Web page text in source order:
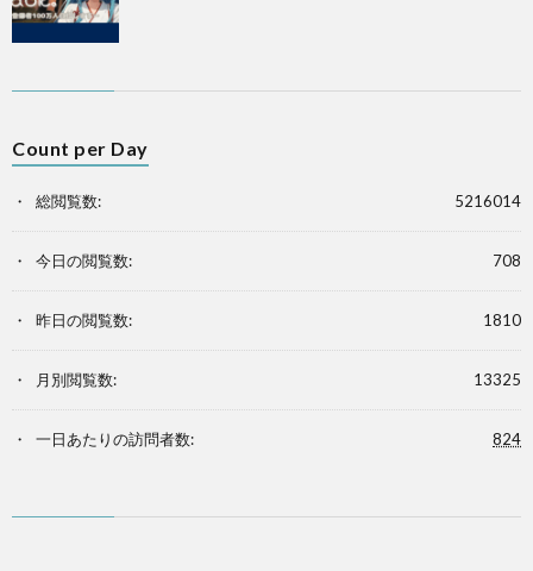
Count per Day
5216014
総閲覧数:
708
今日の閲覧数:
1810
昨日の閲覧数:
13325
月別閲覧数:
824
一日あたりの訪問者数: